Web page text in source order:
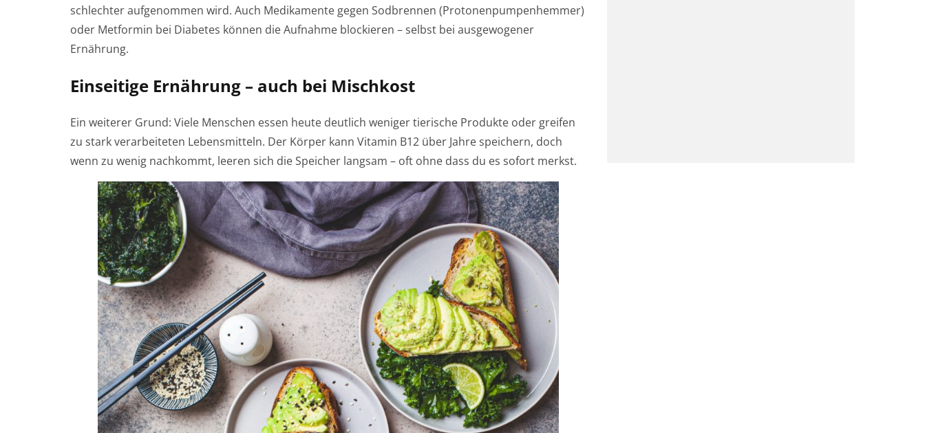
schlechter aufgenommen wird. Auch Medikamente gegen Sodbrennen (Protonenpumpenhemmer)
oder Metformin bei Diabetes können die Aufnahme blockieren – selbst bei ausgewogener
Ernährung.
Einseitige Ernährung – auch bei Mischkost
Ein weiterer Grund: Viele Menschen essen heute deutlich weniger tierische Produkte oder greifen
zu stark verarbeiteten Lebensmitteln. Der Körper kann Vitamin B12 über Jahre speichern, doch
wenn zu wenig nachkommt, leeren sich die Speicher langsam – oft ohne dass du es sofort merkst.